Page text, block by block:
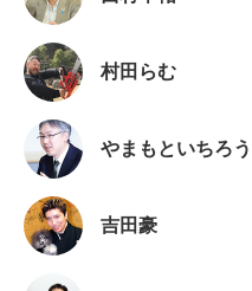
村田らむ
やまもといちろう
吉田豪